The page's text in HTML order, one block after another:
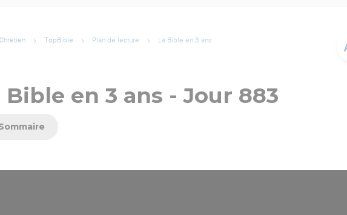
TopBible Plan de lecture La Bible en 3 ans
Bible en 3 ans - Jour 883